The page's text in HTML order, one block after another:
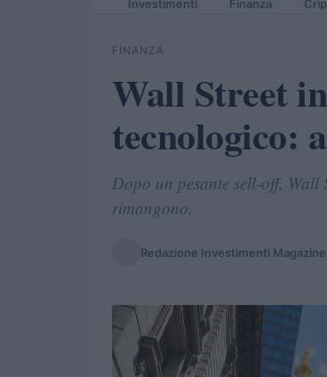
Investimenti Finanza
FINANZA
Wall Street
tecnologico:
Dopo un pesante sell-off, Wall
rimangono.
Redazione Investimenti Magazine